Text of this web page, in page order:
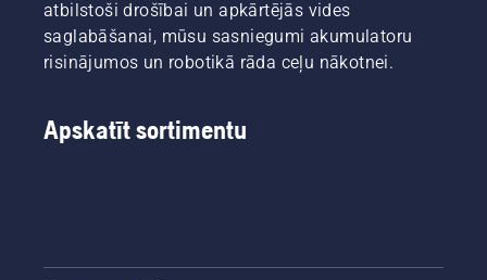
atbilstoši drošībai un apkārtējās vides
saglabāšanai, mūsu sasniegumi akumulatoru
risinājumos un robotikā rāda ceļu nākotnei.
Apskatīt sortimentu